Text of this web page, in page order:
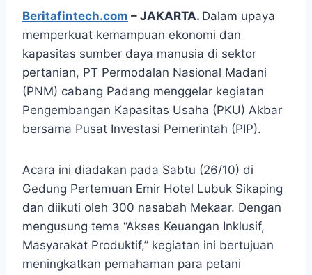
Beritafintech.com – JAKARTA. Dalam upaya
memperkuat kemampuan ekonomi dan
kapasitas sumber daya manusia di sektor
pertanian, PT Permodalan Nasional Madani
(PNM) cabang Padang menggelar kegiatan
Pengembangan Kapasitas Usaha (PKU) Akbar
bersama Pusat Investasi Pemerintah (PIP).
Acara ini diadakan pada Sabtu (26/10) di
Gedung Pertemuan Emir Hotel Lubuk Sikaping
dan diikuti oleh 300 nasabah Mekaar. Dengan
mengusung tema “Akses Keuangan Inklusif,
Masyarakat Produktif,” kegiatan ini bertujuan
meningkatkan pemahaman para petani